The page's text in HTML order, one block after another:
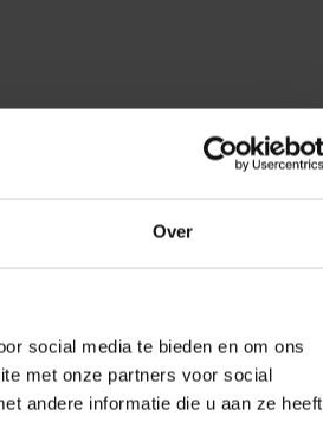
Over
social media te bieden en om ons
met onze partners voor social
andere informatie die u aan ze heeft